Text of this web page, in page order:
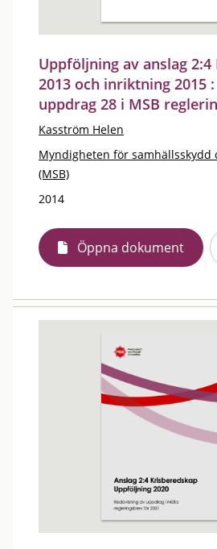
Uppföljning av anslag
2013 och inriktning 2015
uppdrag 28 i MSB
Kasström Helen
Myndigheten för samhällsskydd
(MSB)
2014
Öppna dokument